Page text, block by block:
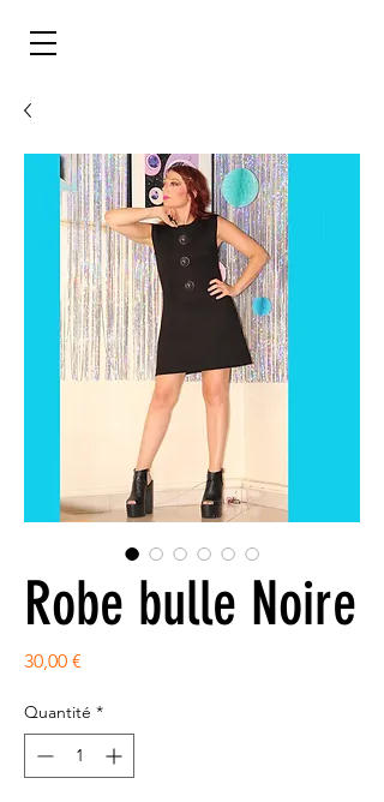
Robe bulle Noire
30,00 €
Quantité *